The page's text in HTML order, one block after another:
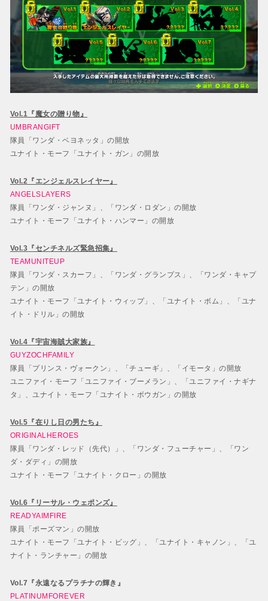
Vol.1『魔女の贈り物』
UMBRANGIFT
隊員「ワンダ・ベヨネッタ」の開放
ユナイト・モーフ「ユナイト・ガン」の開放
Vol.2『エンジェルスレイヤー』
ANGELSLAYERS
隊員「ワンダ・ジャンヌ」、「ワンダ・ロダン」の開放
ユナイト・モーフ「ユナイト・ハンマー」の開放
Vol.3『センチネルズ緊急招集』
TEAMUNITEUP
隊員「ワンダ・スカーフ」、「ワンダ・グランプス」、「ワンダ・キャプ
テン」の開放
ユナイト・モーフ「ユナイト・ウィップ」、「ユナイト・ボム」、「ユナ
イト・ドリル」の開放
Vol.4『宇宙海賊大家族』
GUYZOCHFAMILY
隊員「プリンス・ヴォークン」、「チューギ」、「イモータ」の開放
ユニファイ・モーフ「ユニファイ・ブーメラン」、「ユニファイ・ナギナ
タ」、ユナイト・モーフ「ユナイト・ボウガン」の開放
Vol.5『在りし日の男たち』
ORIGINALHEROES
隊員「ワンダ・レッド（先代）」、「ワンダ・フューチャー」、「ワン
ダ・ダディ」の開放
ユナイト・モーフ「ユナイト・クロー」の開放
Vol.6『リーサル・ウェポンズ』
READYAIMFIRE
隊員「ポーズマン」の開放
ユナイト・モーフ「ユナイト・ビッグ」、「ユナイト・キャノン」、「ユ
ナイト・ランチャー」の開放
Vol.7『永遠なるプラチナの輝き』
PLATINUMFOREVER